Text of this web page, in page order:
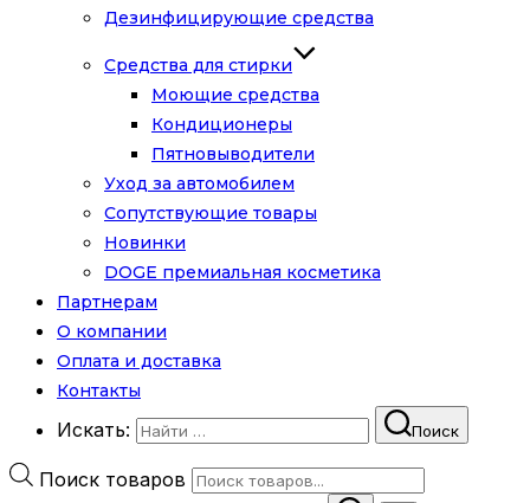
Дезинфицирующие средства
Средства для стирки
Моющие средства
Кондиционеры
Пятновыводители
Уход за автомобилем
Сопутствующие товары
Новинки
DOGE премиальная косметика
Партнерам
О компании
Оплата и доставка
Контакты
Искать: Поиск
Поиск товаров